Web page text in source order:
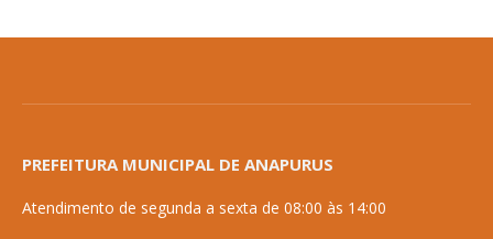
PREFEITURA MUNICIPAL DE ANAPURUS
Atendimento de segunda a sexta de 08:00 às 14:00